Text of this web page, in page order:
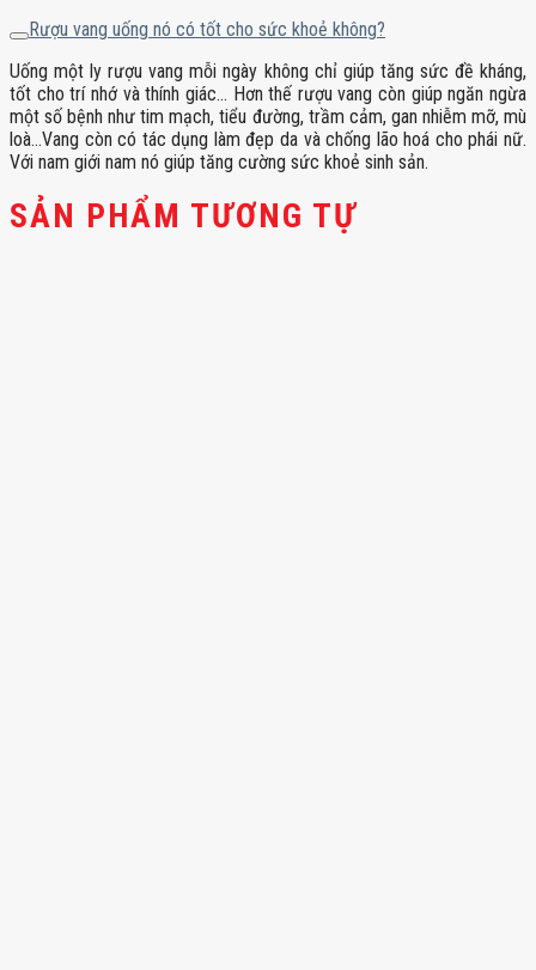
Rượu vang uống nó có tốt cho sức khoẻ không?
Uống một ly rượu vang mỗi ngày không chỉ giúp tăng sức đề kháng,
tốt cho trí nhớ và thính giác… Hơn thế rượu vang còn giúp ngăn ngừa
một số bệnh như tim mạch, tiểu đường, trầm cảm, gan nhiễm mỡ, mù
loà…Vang còn có tác dụng làm đẹp da và chống lão hoá cho phái nữ.
Với nam giới nam nó giúp tăng cường sức khoẻ sinh sản.
SẢN PHẨM TƯƠNG TỰ